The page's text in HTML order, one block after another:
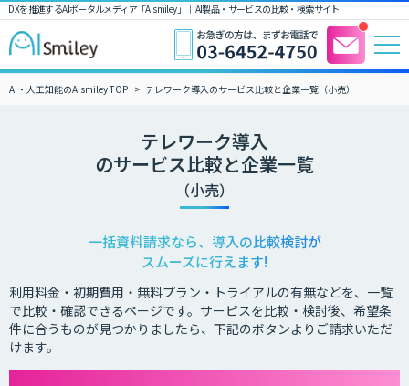
DXを推進するAIポータルメディア「AIsmiley」｜ AI製品・サービスの比較・検索サイト
AI・人工知能のAIsmiley TOP テレワーク導入のサービス比較と企業一覧（小売）
テレワーク導入
のサービス比較と企業一覧
（小売）
一括資料請求なら、導入の比較検討が
スムーズに行えます!
利用料金・初期費用・無料プラン・トライアルの有無などを、一覧
で比較・確認できるページです。サービスを比較・検討後、希望条
件に合うものが見つかりましたら、下記のボタンよりご請求いただ
けます。